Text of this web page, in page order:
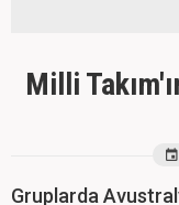
Milli
Gruplarda